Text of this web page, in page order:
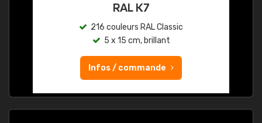
RAL K7
216 couleurs RAL Classic
5 x 15 cm, brillant
Infos / commande